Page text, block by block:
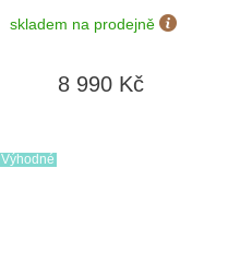
Rose, Silicone Band
010-02785-03
skladem na prodejně
8 990 Kč
Výhodné